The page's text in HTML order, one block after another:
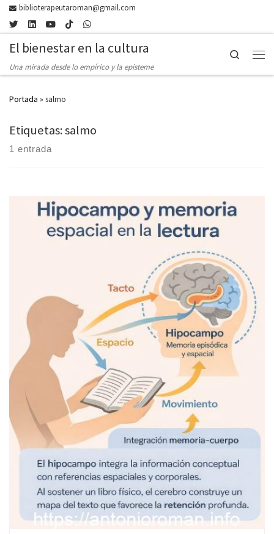
Skip to content
biblioterapeutaroman@gmail.com
El bienestar en la cultura
Una mirada desde lo empírico y la episteme
Search
Portada » salmo
Etiquetas: salmo
1 entrada